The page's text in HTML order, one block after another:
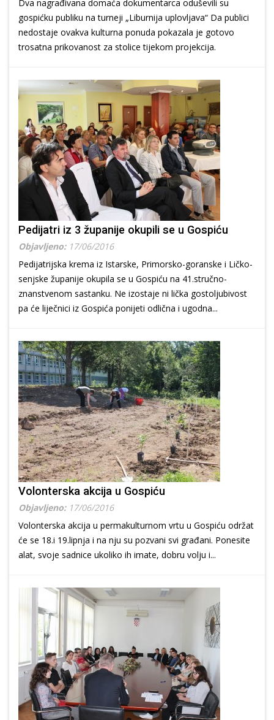
Dva nagrađivana domaća dokumentarca oduševili su
gospićku publiku na turneji „Liburnija uplovljava“ Da publici
nedostaje ovakva kulturna ponuda pokazala je gotovo
trosatna prikovanost za stolice tijekom projekcija.
Pedijatri iz 3 županije okupili se u Gospiću
Objavljeno: 17/06/2016
Pedijatrijska krema iz Istarske, Primorsko-goranske i Ličko-
senjske županije okupila se u Gospiću na 41.stručno-
znanstvenom sastanku. Ne izostaje ni lička gostoljubivost
pa će liječnici iz Gospića ponijeti odlična i ugodna...
Volonterska akcija u Gospiću
Objavljeno: 17/06/2016
Volonterska akcija u permakulturnom vrtu u Gospiću održat
će se 18.i 19.lipnja i na nju su pozvani svi građani. Ponesite
alat, svoje sadnice ukoliko ih imate, dobru volju i...